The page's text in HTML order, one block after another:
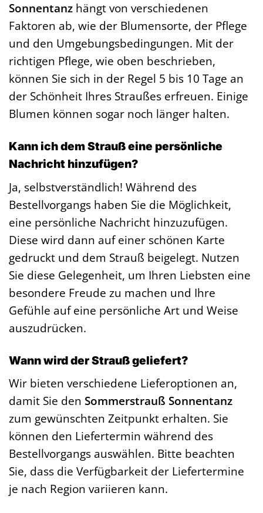
Sonnentanz hängt von verschiedenen
Faktoren ab, wie der Blumensorte, der Pflege
und den Umgebungsbedingungen. Mit der
richtigen Pflege, wie oben beschrieben,
können Sie sich in der Regel 5 bis 10 Tage an
der Schönheit Ihres Straußes erfreuen. Einige
Blumen können sogar noch länger halten.
Kann ich dem Strauß eine persönliche
Nachricht hinzufügen?
Ja, selbstverständlich! Während des
Bestellvorgangs haben Sie die Möglichkeit,
eine persönliche Nachricht hinzuzufügen.
Diese wird dann auf einer schönen Karte
gedruckt und dem Strauß beigelegt. Nutzen
Sie diese Gelegenheit, um Ihren Liebsten eine
besondere Freude zu machen und Ihre
Gefühle auf eine persönliche Art und Weise
auszudrücken.
Wann wird der Strauß geliefert?
Wir bieten verschiedene Lieferoptionen an,
damit Sie den Sommerstrauß Sonnentanz
zum gewünschten Zeitpunkt erhalten. Sie
können den Liefertermin während des
Bestellvorgangs auswählen. Bitte beachten
Sie, dass die Verfügbarkeit der Liefertermine
je nach Region variieren kann.